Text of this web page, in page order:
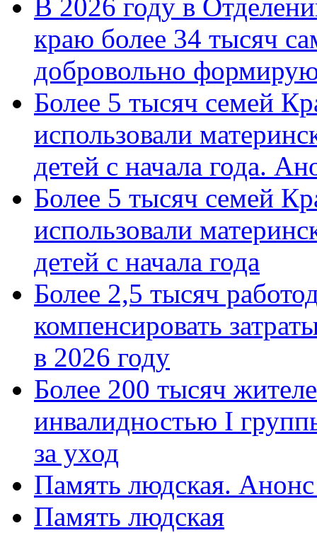
В 2026 году в
краю более 34 тысяч
добровольно
Более 5 тысяч семей
использовали
детей с начала года.
Более 5 тысяч семей
использовали
детей с начала года
Более 2,5 тысяч
компенсировать
в 2026 году
Более 200 тысяч
инвалидностью I
за уход
Память людская.
Память людская